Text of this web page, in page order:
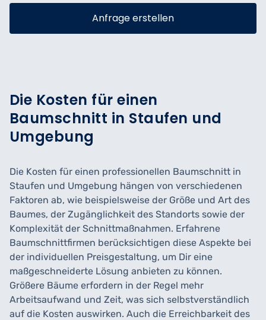
Anfrage erstellen
Die Kosten für einen
Baumschnitt in Staufen und
Umgebung
Die Kosten für einen professionellen Baumschnitt in
Staufen und Umgebung hängen von verschiedenen
Faktoren ab, wie beispielsweise der Größe und Art des
Baumes, der Zugänglichkeit des Standorts sowie der
Komplexität der Schnittmaßnahmen. Erfahrene
Baumschnittfirmen berücksichtigen diese Aspekte bei
der individuellen Preisgestaltung, um Dir eine
maßgeschneiderte Lösung anbieten zu können.
Größere Bäume erfordern in der Regel mehr
Arbeitsaufwand und Zeit, was sich selbstverständlich
auf die Kosten auswirken. Auch die Erreichbarkeit des